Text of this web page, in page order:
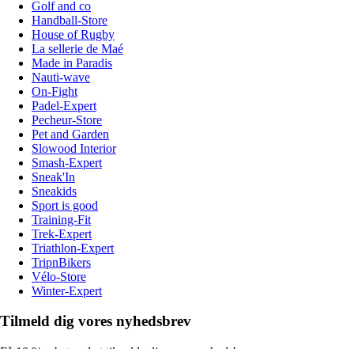
Golf and co
Handball-Store
House of Rugby
La sellerie de Maé
Made in Paradis
Nauti-wave
On-Fight
Padel-Expert
Pecheur-Store
Pet and Garden
Slowood Interior
Smash-Expert
Sneak'In
Sneakids
Sport is good
Training-Fit
Trek-Expert
Triathlon-Expert
TripnBikers
Vélo-Store
Winter-Expert
Tilmeld dig vores nyhedsbrev